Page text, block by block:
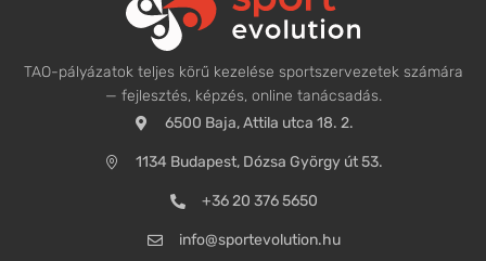
TAO-pályázatok teljes körű kezelése sportszervezetek számára
— fejlesztés, képzés, online tanácsadás.
6500 Baja, Attila utca 18. 2.
1134 Budapest, Dózsa György út 53.
+36 20 376 5650
info@sportevolution.hu